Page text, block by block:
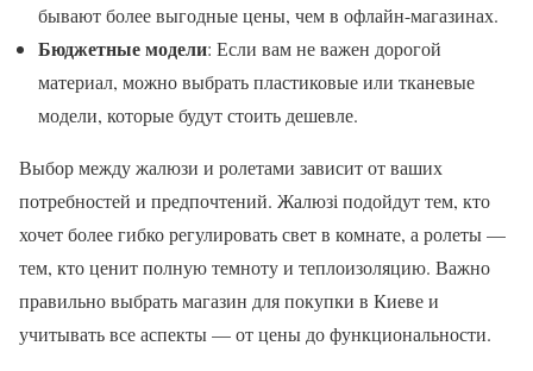
бывают более выгодные цены, чем в офлайн-магазинах.
Бюджетные модели: Если вам не важен дорогой
материал, можно выбрать пластиковые или тканевые
модели, которые будут стоить дешевле.
Выбор между жалюзи и ролетами зависит от ваших
потребностей и предпочтений. Жалюзі подойдут тем, кто
хочет более гибко регулировать свет в комнате, а ролеты —
тем, кто ценит полную темноту и теплоизоляцию. Важно
правильно выбрать магазин для покупки в Киеве и
учитывать все аспекты — от цены до функциональности.